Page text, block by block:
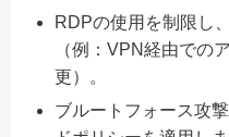
RDPの使用を制限し
（例：VPN経由での
更）。
ブルートフォース攻